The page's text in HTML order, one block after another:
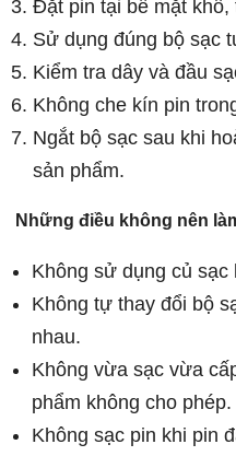
Đặt pin tại bề mặt khô,
Sử dụng đúng bộ sạc
Kiểm tra dây và đầu
Không che kín pin
Ngắt bộ sạc sau khi
sản phẩm.
Những điều không nên
Không sử dụng củ sạc
Không tự thay đổi bộ
nhau.
Không vừa sạc vừa
phẩm không cho phép.
Không sạc pin khi pin